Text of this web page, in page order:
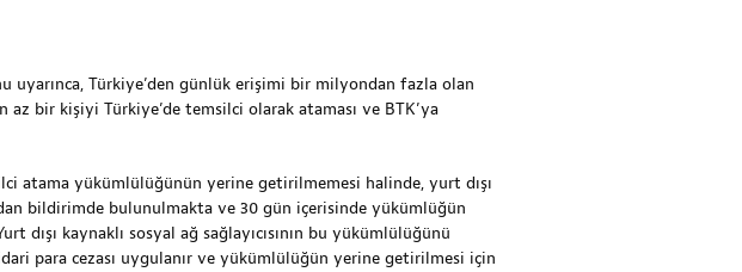
uyarınca, Türkiye’den günlük erişimi bir milyondan fazla olan
az bir kişiyi Türkiye’de temsilci olarak ataması ve BTK’ya
atama yükümlülüğünün yerine getirilmemesi halinde, yurt dışı
bildirimde bulunulmakta ve 30 gün içerisinde yükümlüğün
kaynaklı sosyal ağ sağlayıcısının bu yükümlülüğünü
para cezası uygulanır ve yükümlülüğün yerine getirilmesi için